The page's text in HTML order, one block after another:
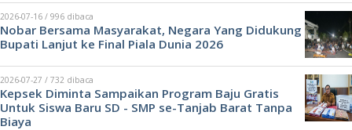
2026-07-16 / 996 dibaca
Nobar Bersama Masyarakat, Negara Yang Didukung
Bupati Lanjut ke Final Piala Dunia 2026
2026-07-27 / 732 dibaca
Kepsek Diminta Sampaikan Program Baju Gratis
Untuk Siswa Baru SD - SMP se-Tanjab Barat Tanpa
Biaya